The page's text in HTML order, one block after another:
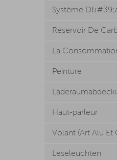
Système
Réservoir De
La
Peinture
Haut-parleur
Volant (Art Alu Et
Leseleuchten